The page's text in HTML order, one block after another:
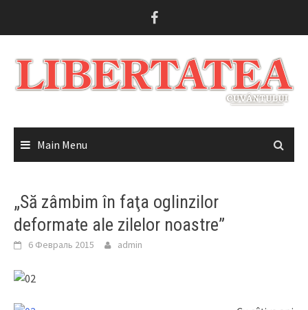
Main Menu
„Să zâmbim în faţa oglinzilor
deformate ale zilelor noastre”
6 Февраль 2015 admin